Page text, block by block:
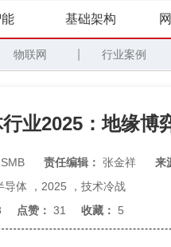
基础架构
物联网 行业案例
业2025：地缘博
责任编辑： 张金祥 来
导体 ， 2025 ， 技术冷战
点赞： 31 收藏： 5